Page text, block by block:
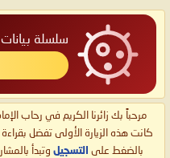
سلسلة
مرحباً بك زائرنا الكريم في رحاب
كانت هذه الزيارة الأولى تفضل بقراءة
بالضغط على التسجيل وتبدأ